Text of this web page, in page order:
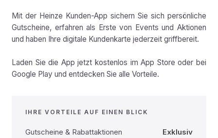
Mit der Heinze Kunden-App sichern Sie sich persönliche
Gutscheine, erfahren als Erste von Events und Aktionen
und haben Ihre digitale Kundenkarte jederzeit griffbereit.
Laden Sie die App jetzt kostenlos im App Store oder bei
Google Play und entdecken Sie alle Vorteile.
IHRE VORTEILE AUF EINEN BLICK
Gutscheine & Rabattaktionen
Exklusiv